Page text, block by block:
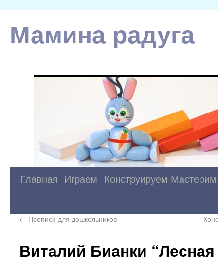
Мамина радуга
Главная Играем Конструируем Мастерим
← Прописи для дошкольников
Виталий Бианки “Лесная